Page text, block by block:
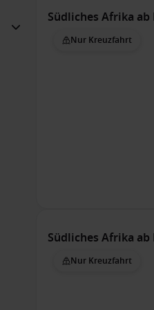
Südliches Afrika
Nur Kreuzfahrt
Südliches Afrika
Nur Kreuzfahrt